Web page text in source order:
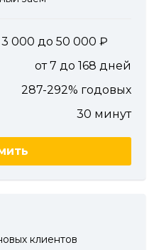
3 000 до 50 000
от 7 до 168 дней
287-292% годовых
30 минут
клиентов